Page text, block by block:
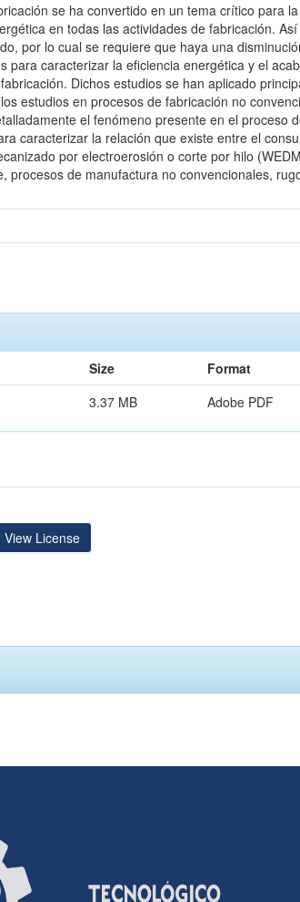
se ha convertido en un tema crítico para
en todas las actividades de fabricación.
por lo cual se requiere que haya una
para caracterizar la eficiencia energética y el
Dichos estudios se han aplicado
estudios en procesos de fabricación no
el fenómeno presente en el proceso
caracterizar la relación que existe entre el
por electroerosión o corte por hilo
procesos de manufactura no convencionales,
Size
Format
3.37 MB Adobe PDF
View License